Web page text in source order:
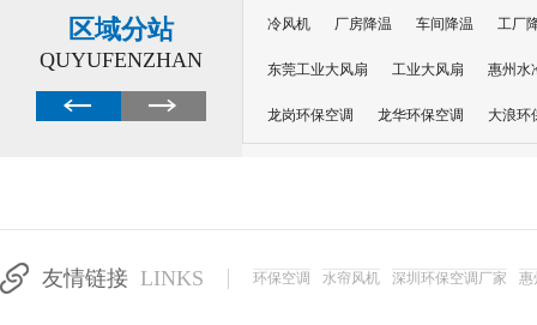
区域分站
QUYUFENZHAN
冷风机 厂房降温 车间降温 工厂
东莞工业大风扇 工业大风扇 惠州水
龙岗环保空调 龙华环保空调 大浪环
友情链接 LINKS 环保空调 水帘风机 深圳环保空调厂家 惠